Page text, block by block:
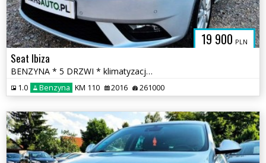
19 900 PLN
Seat Ibiza
BENZYNA * 5 DRZWI * klimatyzacja * 2x PDC * super * okazja * POLECAMY
1.0 Benzyna KM 110 2016 261000